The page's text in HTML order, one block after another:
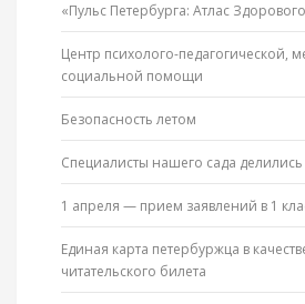
«Пульс Петербурга: Атлас
Центр психолого-педагогической,
социальной помощи
Безопасность летом
Специалисты нашего сада
1 апреля — прием заявлений в 1
Единая карта петербуржца в
читательского билета